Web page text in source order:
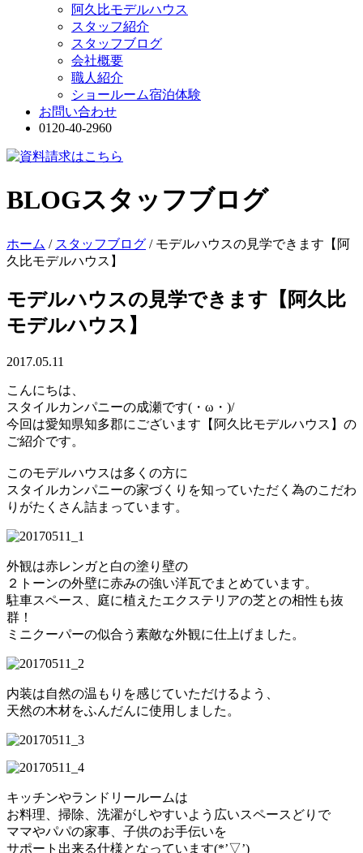
阿久比モデルハウス
スタッフ紹介
スタッフブログ
会社概要
職人紹介
ショールーム宿泊体験
お問い合わせ
0120-40-2960
BLOGスタッフブログ
ホーム / スタッフブログ / モデルハウスの見学できます【阿
久比モデルハウス】
モデルハウスの見学できます【阿久比
モデルハウス】
2017.05.11
こんにちは、
スタイルカンパニーの成瀬です(・ω・)/
今回は愛知県知多郡にございます【阿久比モデルハウス】の
ご紹介です。
このモデルハウスは多くの方に
スタイルカンパニーの家づくりを知っていただく為のこだわ
りがたくさん詰まっています。
外観は赤レンガと白の塗り壁の
２トーンの外壁に赤みの強い洋瓦でまとめています。
駐車スペース、庭に植えたエクステリアの芝との相性も抜
群！
ミニクーパーの似合う素敵な外観に仕上げました。
内装は自然の温もりを感じていただけるよう、
天然の木材をふんだんに使用しました。
キッチンやランドリールームは
お料理、掃除、洗濯がしやすいよう広いスペースどりで
ママやパパの家事、子供のお手伝いを
サポート出来る仕様となっています(*’▽’)